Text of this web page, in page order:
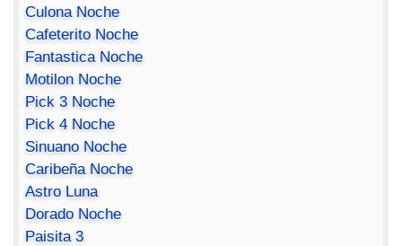
Culona Noche
Cafeterito Noche
Fantastica Noche
Motilon Noche
Pick 3 Noche
Pick 4 Noche
Sinuano Noche
Caribeña Noche
Astro Luna
Dorado Noche
Paisita 3